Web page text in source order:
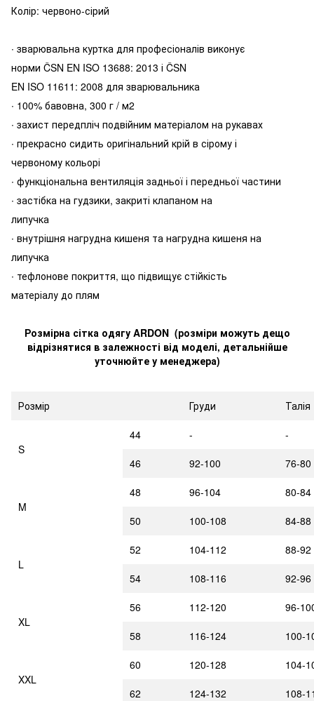
Колір: червоно-сірий
∙ зварювальна куртка для професіоналів виконує
норми ČSN EN ISO 13688: 2013 і ČSN
EN ISO 11611: 2008 для зварювальника
∙ 100% бавовна, 300 г / м2
∙ захист передпліч подвійним матеріалом на рукавах
∙ прекрасно сидить оригінальний крій в сірому і
червоному кольорі
∙ функціональна вентиляція задньої і передньої частини
∙ застібка на гудзики, закриті клапаном на
липучка
∙ внутрішня нагрудна кишеня та нагрудна кишеня на
липучка
∙ тефлонове покриття, що підвищує стійкість
матеріалу до плям
Розмірна сітка одягу ARDON (розміри можуть дещо
відрізнятися в залежності від моделі, детальнійше
уточнюйте у менеджера)
Розмір Груди Талія
S
44 - -
46 92-100 76-80
M
48 96-104 80-84
50 100-108 84-88
L
52 104-112 88-92
54 108-116 92-96
XL
56 112-120 96-
58 116-124 100-
XXL
60 120-128 104-
62 124-132 108-